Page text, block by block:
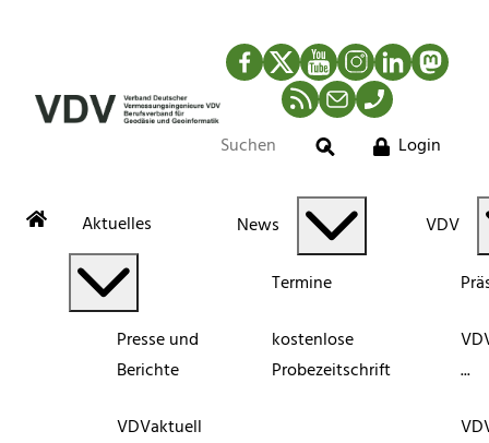
Facebook
TwitterYouTubeInstagram
LinkedIn
RSS-Newsfeed
MailTelefon
Suche
Login
Aktuelles
Presse und
Berichte
VDVaktuell
News
Termine
kostenlose
Probezeitschrift
VDV
...